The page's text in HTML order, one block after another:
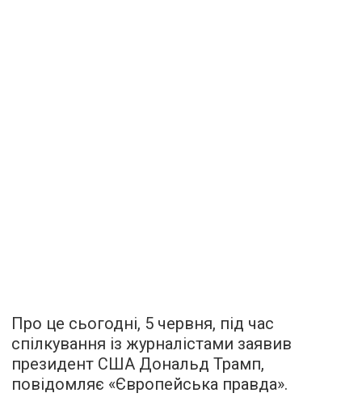
Про це сьогодні, 5 червня, під час
спілкування із журналістами заявив
президент США Дональд Трамп,
повідомляє «Європейська правда».